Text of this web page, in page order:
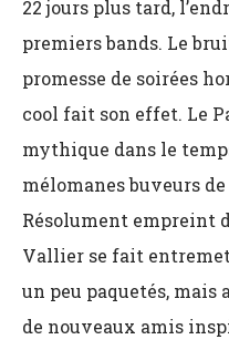
22 jours plus tard,
premiers bands. Le
promesse de soirées
cool fait son effet. Le
mythique dans le
mélomanes buveurs
Résolument empreint
Vallier se fait
un peu paquetés, mais
de nouveaux amis